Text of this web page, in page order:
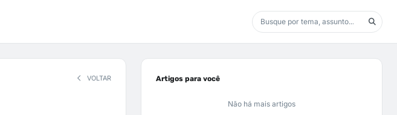
VOLTAR Artigos para você
Não há mais artigos